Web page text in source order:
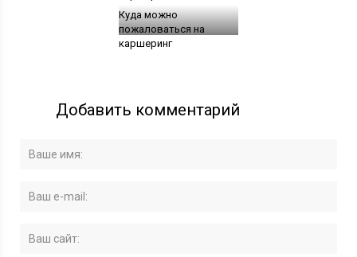
Куда можно
пожаловаться на
каршеринг
Добавить комментарий